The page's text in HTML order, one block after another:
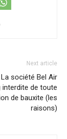
Next article
société Bel Air
interdite de toute
de bauxite (les
raisons)